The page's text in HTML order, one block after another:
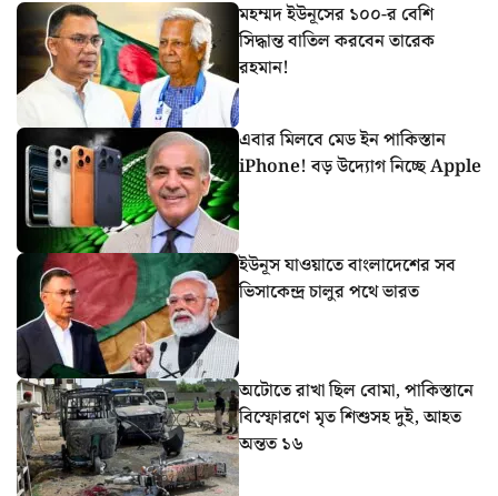
মহম্মদ ইউনূসের ১০০-র বেশি
সিদ্ধান্ত বাতিল করবেন তারেক
রহমান!
এবার মিলবে মেড ইন পাকিস্তান
iPhone! বড় উদ্যোগ নিচ্ছে Apple
ইউনূস যাওয়াতে বাংলাদেশের সব
ভিসাকেন্দ্র চালুর পথে ভারত
অটোতে রাখা ছিল বোমা, পাকিস্তানে
বিস্ফোরণে মৃত শিশুসহ দুই, আহত
অন্তত ১৬